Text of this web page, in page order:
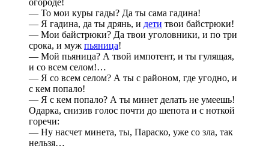
огороде!
— То мои куры гады? Да ты сама гадина!
— Я гадина, да ты дрянь, и дети твои байстрюки!
— Мои байстрюки? Да твои уголовники, и по три
срока, и муж пьяница!
— Мой пьяница? А твой импотент, и ты гулящая,
и со всем селом!…
— Я со всем селом? А ты с районом, где угодно, и
с кем попало!
— Я с кем попало? А ты минет делать не умеешь!
Одарка, снизив голос почти до шепота и с ноткой
горечи:
— Ну насчет минета, ты, Параско, уже со зла, так
нельзя…